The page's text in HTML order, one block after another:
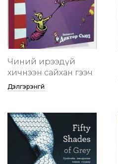
Чиний ирээдүй
хичнээн сайхан гээч
Дэлгэрэнгүй